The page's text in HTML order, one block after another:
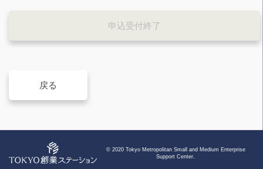
申込受付終了
戻る
TOP
© 2020 Tokyo Metropolitan Small and Medium Enterprise
Support Center.